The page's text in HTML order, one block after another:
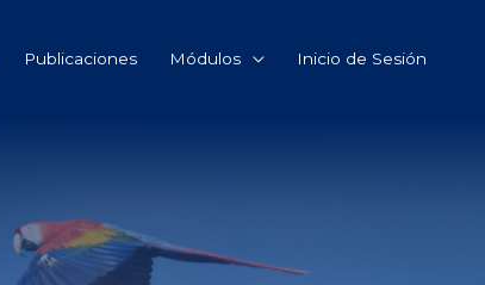
Publicaciones Módulos Inicio de Sesión